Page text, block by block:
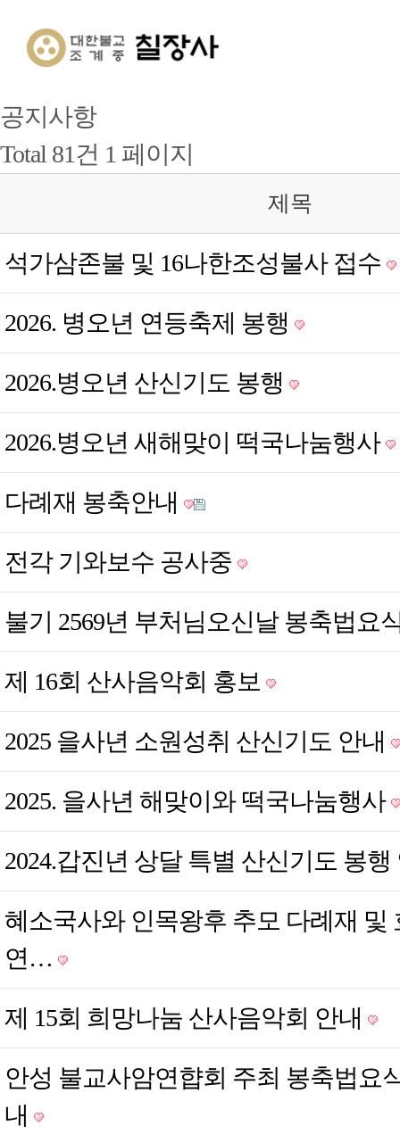
공지사항
Total 81건 1 페이지
제목
석가삼존불 및 16나한조성불사 접수
2026. 병오년 연등축제 봉행
2026.병오년 산신기도 봉행
2026.병오년 새해맞이 떡국나눔행사
다례재 봉축안내
전각 기와보수 공사중
불기 2569년 부처님오신날 봉축법요
제 16회 산사음악회 홍보
2025 을사년 소원성취 산신기도 안내
2025. 을사년 해맞이와 떡국나눔행사
2024.갑진년 상달 특별 산신기도 봉
혜소국사와 인목왕후 추모 다례재 및
연…
제 15회 희망나눔 산사음악회 안내
안성 불교사암연햡회 주최 봉축법요
내